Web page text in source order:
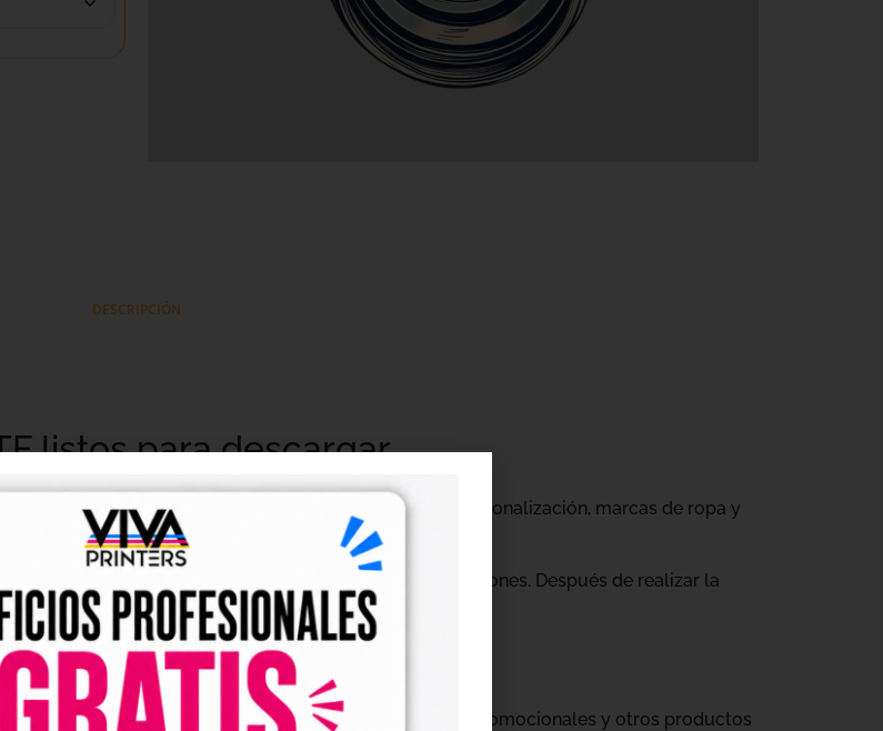
DESCRIPCIÓN
listos para descargar
, creados para talleres de impresión, negocios de personalización, marcas de ropa y
y sencilla.
digitales preparados para incorporar a tus producciones. Después de realizar la
de impresión DTF o UV DTF.
camisetas, sudaderas, tote bags, ropa infantil, prendas promocionales y otros productos